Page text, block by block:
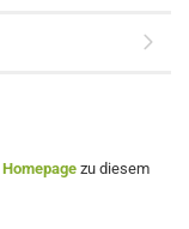
Homepage zu diesem